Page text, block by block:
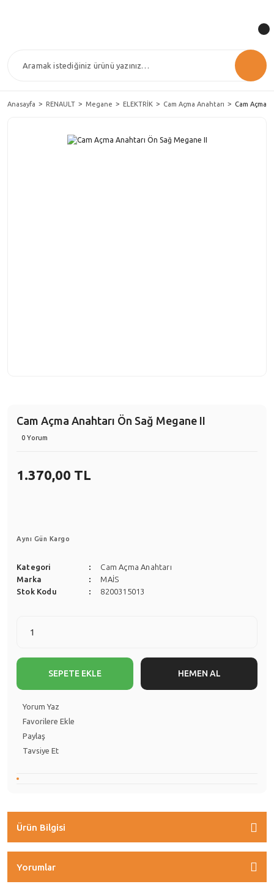
Anasayfa RENAULT Megane ELEKTRİK Cam Açma Anahtarı Cam Açma
Cam Açma Anahtarı Ön Sağ Megane II
0 Yorum
1.370,00 TL
Aynı Gün Kargo
Kategori
Cam Açma Anahtarı
Marka
MAİS
Stok Kodu
8200315013
SEPETE EKLE HEMEN AL
Yorum Yaz
Paylaş
Tavsiye Et
Ürün Bilgisi
Yorumlar